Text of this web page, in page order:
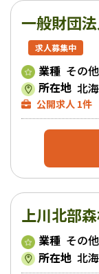
一般財団
求人募集中
業種 その他
所在地 北
公開求人 1件
上川北部
業種 その他
所在地 北